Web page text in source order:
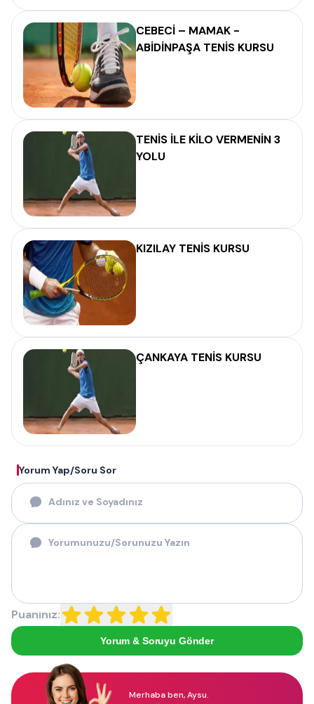
CEBECİ – MAMAK -
ABİDİNPAŞA TENİS KURSU
TENİS İLE KİLO VERMENİN 3
YOLU
KIZILAY TENİS KURSU
ÇANKAYA TENİS KURSU
Yorum Yap/Soru Sor
Puanınız:
Yorum & Soruyu Gönder
Merhaba ben, Aysu.